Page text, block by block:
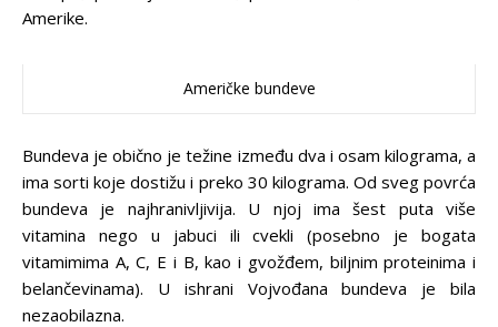
Amerike.
Američke bundeve
Bundeva je obično je težine između dva i osam kilograma, a
ima sorti koje dostižu i preko 30 kilograma. Od sveg povrća
bundeva je najhranivljivija. U njoj ima šest puta više
vitamina nego u jabuci ili cvekli (posebno je bogata
vitamimima A, C, E i B, kao i gvožđem, biljnim proteinima i
belančevinama). U ishrani Vojvođana bundeva je bila
nezaobilazna.